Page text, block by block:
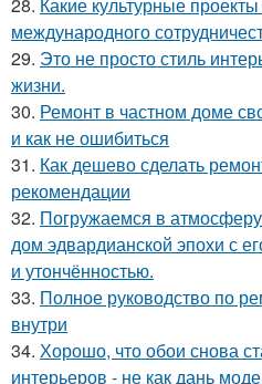
международного
29. Это не просто стиль
жизни.
30. Ремонт в частном доме
и как не ошибиться
31. Как дешево сделать
рекомендации
32. Погружаемся в
дом эдвардианской эпохи с
и утончённостью.
33. Полное руководство по
внутри
34. Хорошо, что обои снова
интерьеров - не как дань